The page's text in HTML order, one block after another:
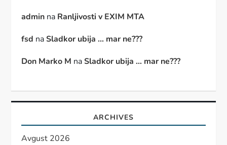
admin na Ranljivosti v EXIM MTA
fsd naSladkor ubija … mar ne???
Don Marko M naSladkor ubija … mar ne???
ARCHIVES
Avgust 2026